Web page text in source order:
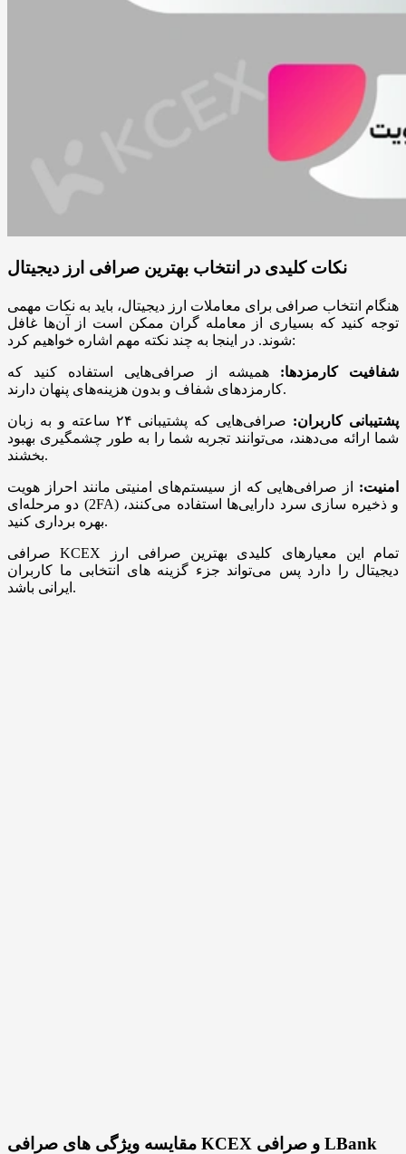
نکات کلیدی در انتخاب بهترین صرافی ارز دیجیتال
هنگام انتخاب صرافی برای معاملات ارز دیجیتال، باید به نکات مهمی
توجه کنید که بسیاری از معامله گران ممکن است از آن‌ها غافل
شوند. در اینجا به چند نکته مهم اشاره خواهیم کرد:
شفافیت کارمزدها:
همیشه از صرافی‌هایی استفاده کنید که
کارمزدهای شفاف و بدون هزینه‌های پنهان دارند.
پشتیبانی کاربران:
صرافی‌هایی که پشتیبانی ۲۴ ساعته و به زبان
شما ارائه می‌دهند، می‌توانند تجربه شما را به طور چشمگیری بهبود
بخشند.
امنیت: از صرافی‌هایی که از سیستم‌های امنیتی مانند احراز هویت
دو مرحله‌ای (2FA) و ذخیره سازی سرد دارایی‌ها استفاده می‌کنند،
بهره برداری کنید.
صرافی KCEX تمام این معیارهای کلیدی بهترین صرافی ارز
دیجیتال را دارد پس می‌تواند جزء گزینه های انتخابی ما کاربران
ایرانی باشد.
مقایسه ویژگی های صرافی KCEX و صرافی LBank